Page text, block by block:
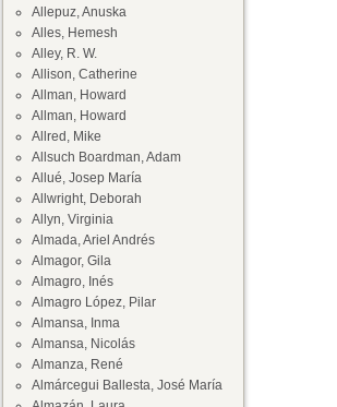
Allepuz, Anuska
Alles, Hemesh
Alley, R. W.
Allison, Catherine
Allman, Howard
Allman, Howard
Allred, Mike
Allsuch Boardman, Adam
Allué, Josep María
Allwright, Deborah
Allyn, Virginia
Almada, Ariel Andrés
Almagor, Gila
Almagro, Inés
Almagro López, Pilar
Almansa, Inma
Almansa, Nicolás
Almanza, René
Almárcegui Ballesta, José María